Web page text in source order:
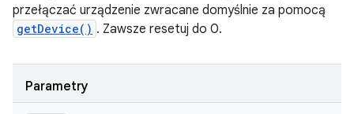
przełączać urządzenie zwracane domyślnie za pomocą
getDevice() . Zawsze resetuj do 0.
Parametry